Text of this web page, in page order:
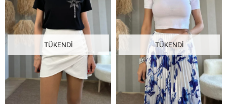
TÜKENDI TÜKENDI